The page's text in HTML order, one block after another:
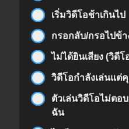
เริ่มวิดีโอช้าเกินไป
กรอกลับ/กรอไปข้า
ไม่ได้ยินเสียง (วิดีโ
วิดีโอกำลังเล่นแต่
ตัวเล่นวิดีโอไม่ตอ
ฉัน